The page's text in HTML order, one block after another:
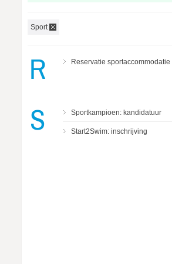
Sport
R Reservatie
S Sportkampioen: kandidatuur
Start2Swim: inschrijving